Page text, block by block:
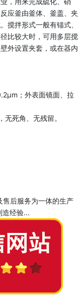
应釜由釜体、釜盖、夹
搅拌形式一般有锚式、
比较大时，可用多层搅
外设置夹套，或在器内
；外表面镜面、拉
死角、无残留。
后服务为一体的生产
造经验...